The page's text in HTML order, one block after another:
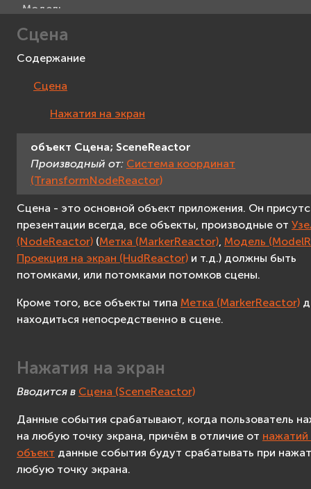
Модель
Метка
Текст 3D
Проекция на экран
Прямоугольник
Изображение
Видео
Захват видео
Viewer
Манипулятор камеры
Интерактивное устройство
Мышь
VR контроллер
Поиск пересечений
Система трекинга
Счётчик
Аудиоузел
Таймер
Сценарий
Создание приложений
F.A.Q.
Сцена
Содержание
Сцена
Нажатия на экран
объект Сцена; SceneReactor
Производный от: Система координат
(TransformNodeReactor)
Сцена - это основной объект приложения. Он
презентации всегда, все объекты, производные от
(NodeReactor) (Метка (MarkerReactor) Модель
Проекция на экран (HudReactor) и т.д.) должны быть
потомками, или потомками потомков сцены.
Кроме того, все объекты типа Метка (MarkerReactor)
находиться непосредственно в сцене.
Нажатия на экран
Вводится в Сцена (SceneReactor)
Данные события срабатывают, когда пользователь
на любую точку экрана, причём в отличие от нажатий
объект данные события будут срабатывать при
любую точку экрана.